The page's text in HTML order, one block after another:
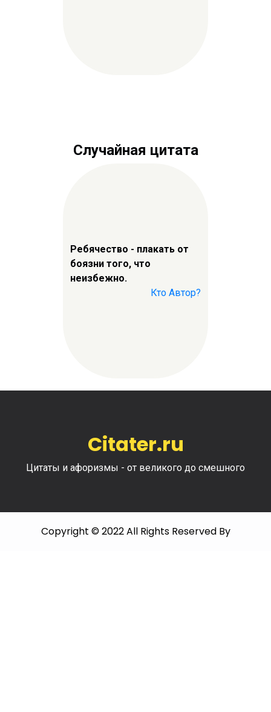
Случайная цитата
Ребячество - плакать от
боязни того, что
неизбежно.
Кто Автор?
Citater.ru
Цитаты и афоризмы - от великого до смешного
Copyright © 2022 All Rights Reserved By